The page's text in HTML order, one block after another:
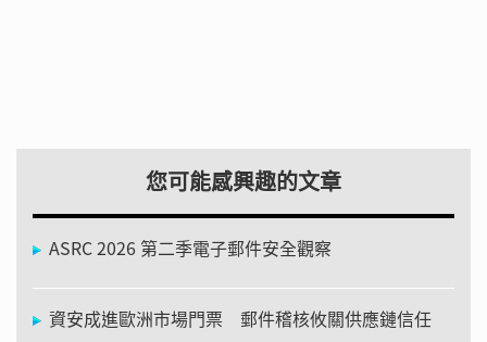
您可能感興趣的文章
ASRC 2026 第二季電子郵件安全觀察
資安成進歐洲市場門票 郵件稽核攸關供應鏈信任